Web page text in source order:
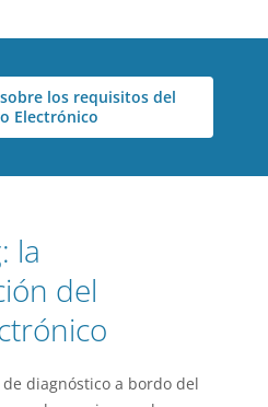
los requisitos del
Electrónico
la
del
diagnóstico a bordo del